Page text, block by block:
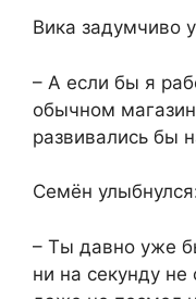
Вика задумчиво
– А если бы я
обычном
развивались бы
Семён
– Ты давно уже
ни на секунду не